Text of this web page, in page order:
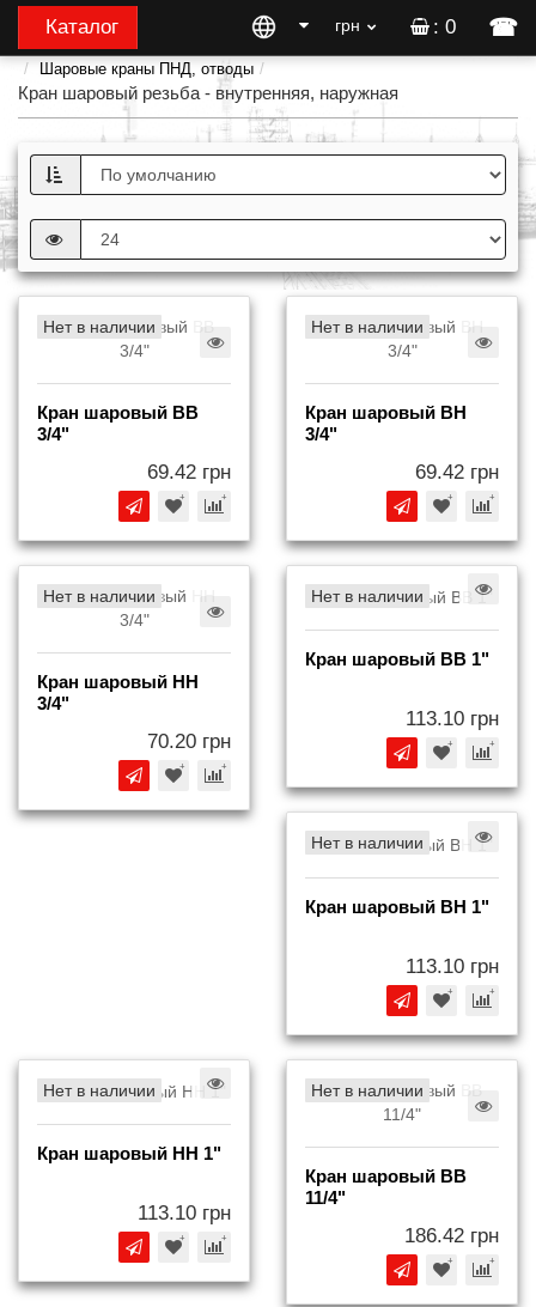
: 0 ☎
Каталог грн
Шаровые краны ПНД, отводы
Кран шаровый резьба - внутренняя, наружная
Нет в наличии
Кран шаровый BB
3/4"
69.42 грн
Нет в наличии
Кран шаровый BH
3/4"
69.42 грн
Нет в наличии
Кран шаровый НН
3/4"
70.20 грн
Нет в наличии
Кран шаровый BB 1"
113.10 грн
Нет в наличии
Кран шаровый BH 1"
113.10 грн
Нет в наличии
Кран шаровый НН 1"
113.10 грн
Нет в наличии
Кран шаровый BB
11/4"
186.42 грн